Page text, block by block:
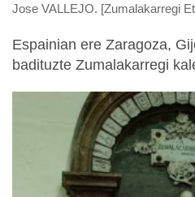
Jose VALLEJO. [Zumalakarregi
Espainian ere Zaragoza,
badituzte Zumalakarregi